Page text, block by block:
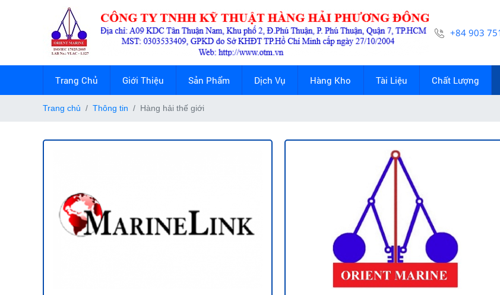
+84 903
Trang Chủ Giới Thiệu Sản Phẩm Dịch Vụ Hàng Kho Tài Liệu Chất Lượng
Trang chủ Thông tin Hàng hải thế giới